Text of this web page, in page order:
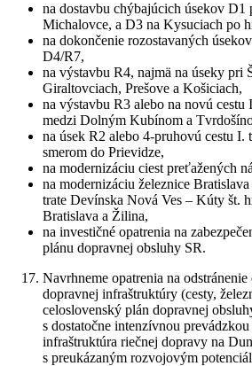
na dostavbu chýbajúcich úsekov D1
Michalovce, a D3 na Kysuciach po
na dokončenie rozostavaných
D4/R7,
na výstavbu R4, najmä na úseky pri
Giraltovciach, Prešove a Košiciach,
na výstavbu R3 alebo na novú
medzi Dolným Kubínom a
na úsek R2 alebo 4-pruhovú cestu I.
smerom do Prievidze,
na modernizáciu ciest preťažených
na modernizáciu železnice
trate Devínska Nová Ves – Kúty št.
Bratislava a Žilina,
na investičné opatrenia na
plánu dopravnej obsluhy SR.
Navrhneme opatrenia na
dopravnej infraštruktúry (cesty,
celoslovenský plán dopravnej
s dostatočne intenzívnou
infraštruktúra riečnej dopravy na
s preukázaným rozvojovým